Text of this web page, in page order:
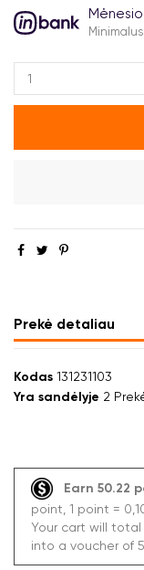
Prekė detaliau
Kodas 131231103
Yra sandėlyje 2
Earn 50.22
point, 1 point =
Your cart will
into a voucher of